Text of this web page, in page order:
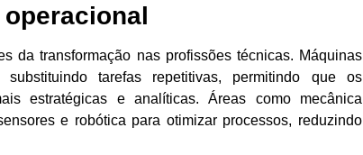
da transformação nas profissões técnicas. Máquinas
tarefas repetitivas, permitindo que os
estratégicas e analíticas. Áreas como mecânica
e robótica para otimizar processos, reduzindo